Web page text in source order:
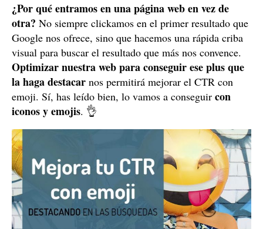
¿Por qué entramos en una página web en vez de
otra? No siempre clickamos en el primer resultado que
Google nos ofrece, sino que hacemos una rápida criba
visual para buscar el resultado que más nos convence.
Optimizar nuestra web para conseguir ese plus que
la haga destacar nos permitirá mejorar el CTR con
emoji. Sí, has leído bien, lo vamos a conseguir con
iconos y emojis. 👌